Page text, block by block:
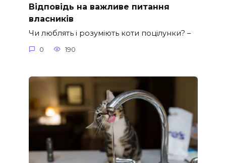
Відповідь на важливе питання
власників
Чи люблять і розуміють коти поцілунки? –
0 190